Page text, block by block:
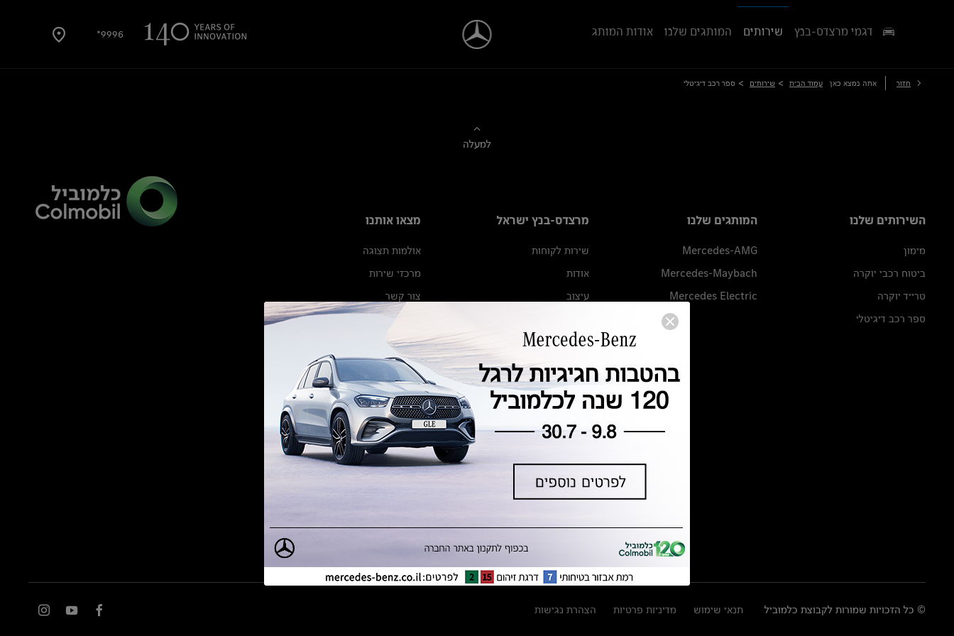
9996* דגמי מרצדס-בנץ שירותים המותגים שלנו אודות המותג
חזור אתה נמצא כאן עמוד הבית > שירותים > ספר רכב דיגיטלי
למעלה
השירותים שלנו
מימון
ביטוח רכבי יוקרה
טרייד יוקרה
ספר רכב דיגיטלי
המותגים שלנו
Mercedes-AMG
Mercedes-Maybach
Mercedes Electric
מרצדס-בנץ ישראל
שירות לקוחות
אודות
עיצוב
מגזין מרצדס-בנץ
ספרי רכב מרצדס-בנץ
נתוני זיהום אוויר וצריכת דלק וחשמל
נתוני תווית צמיגים
מחירון חלפים
הודעה על הטבות לרכבי מרצדס בהסדר
מצאו אותנו
אולמות תצוגה
מרכזי שירות
צור קשר
© כל הזכויות שמורות לקבוצת כלמוביל תנאי שימוש מדיניות פרטיות הצהרת נגישות